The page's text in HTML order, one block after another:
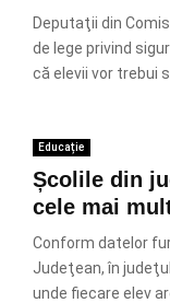
Deputaţii din
de lege privind
că elevii vor trebui
Educație
Școlile din
cele mai
Conform datelor
Judeţean, în
unde fiecare elev